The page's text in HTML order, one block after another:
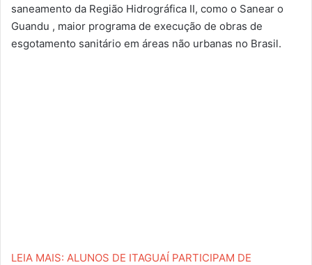
saneamento da Região Hidrográfica II, como o Sanear o
Guandu , maior programa de execução de obras de
esgotamento sanitário em áreas não urbanas no Brasil.
LEIA MAIS: ALUNOS DE ITAGUAÍ PARTICIPAM DE